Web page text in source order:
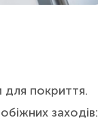
покриття.
заходів: